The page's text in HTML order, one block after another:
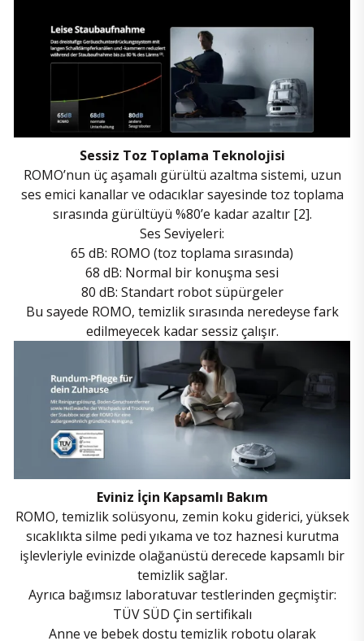
Sessiz Toz Toplama Teknolojisi
ROMO’nun üç aşamalı gürültü azaltma sistemi, uzun
ses emici kanallar ve odacıklar sayesinde toz toplama
sırasında gürültüyü %80’e kadar azaltır [2].
Ses Seviyeleri:
65 dB: ROMO (toz toplama sırasında)
68 dB: Normal bir konuşma sesi
80 dB: Standart robot süpürgeler
Bu sayede ROMO, temizlik sırasında neredeyse fark
edilmeyecek kadar sessiz çalışır.
Eviniz İçin Kapsamlı Bakım
ROMO, temizlik solüsyonu, zemin koku giderici, yüksek
sıcaklıkta silme pedi yıkama ve toz haznesi kurutma
işlevleriyle evinizde olağanüstü derecede kapsamlı bir
temizlik sağlar.
Ayrıca bağımsız laboratuvar testlerinden geçmiştir:
TÜV SÜD Çin sertifikalı
Anne ve bebek dostu temizlik robotu olarak